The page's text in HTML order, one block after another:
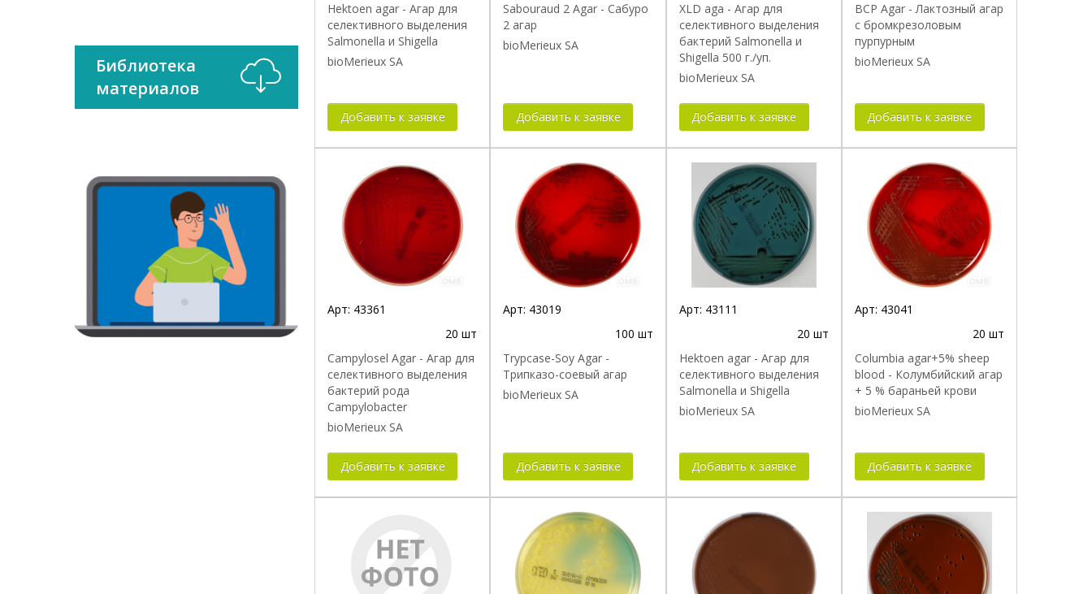
Библиотека
материалов
Hektoen agar - Агар для
селективного выделения
Salmonella и Shigella
bioMerieux SA
Добавить к заявке
Sabouraud 2 Agar - Сабуро
2 агар
bioMerieux SA
Добавить к заявке
XLD aga - Агар для
селективного выделения
бактерий Salmonella и
Shigella 500 г./уп.
bioMerieux SA
Добавить к заявке
BCP Agar - Лактозный агар
с бромкрезоловым
пурпурным
bioMerieux SA
Добавить к заявке
Арт: 43361
20 шт
Campylosel Agar - Агар для
селективного выделения
бактерий рода
Campylobacter
bioMerieux SA
Добавить к заявке
Арт: 43019
100 шт
Trypcase-Soy Agar -
Трипказо-соевый агар
bioMerieux SA
Добавить к заявке
Арт: 43111
20 шт
Hektoen agar - Агар для
селективного выделения
Salmonella и Shigella
bioMerieux SA
Добавить к заявке
Арт: 43041
20 шт
Columbia agar+5% sheep
blood - Колумбийский агар
+ 5 % бараньей крови
bioMerieux SA
Добавить к заявке